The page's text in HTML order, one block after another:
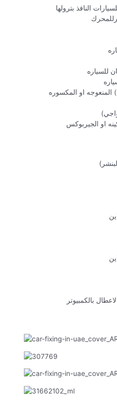
النافذ بترولها
للسياره
المنعوجه او المكسوره
او الجيربوكس
بالكمبيوتر